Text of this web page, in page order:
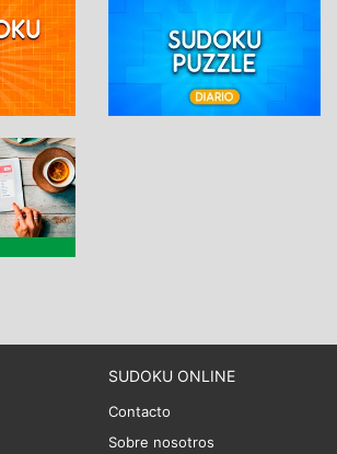
SUDOKU ONLINE
Contacto
Sobre nosotros